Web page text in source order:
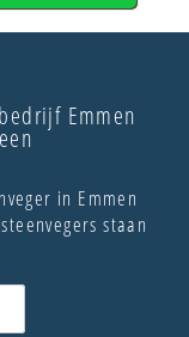
Emmen
in Emmen
staan